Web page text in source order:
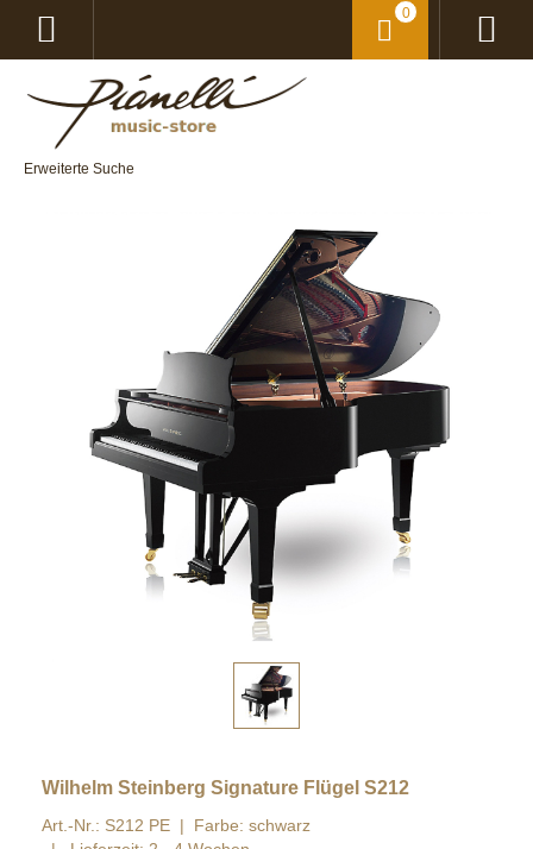
Erweiterte Suche
0
Wilhelm Steinberg Signature Flügel S212
Art.-Nr.: S212 PE
Farbe: schwarz